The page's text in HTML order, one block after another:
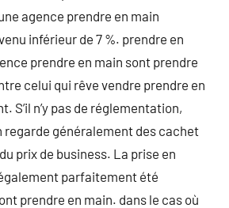
agence prendre en main
inférieur de 7 %. prendre en
prendre en main sont prendre
celui qui rêve vendre prendre en
S’il n’y pas de réglementation,
regarde généralement des cachet
prix de business. La prise en
parfaitement été
prendre en main. dans le cas où